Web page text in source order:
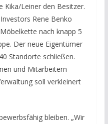
Kika/Leiner den Besitzer.
Rene Benko
nach knapp 5
Der neue Eigentümer
Standorte schließen.
und Mitarbeitern
soll verkleinert
bleiben. „Wir